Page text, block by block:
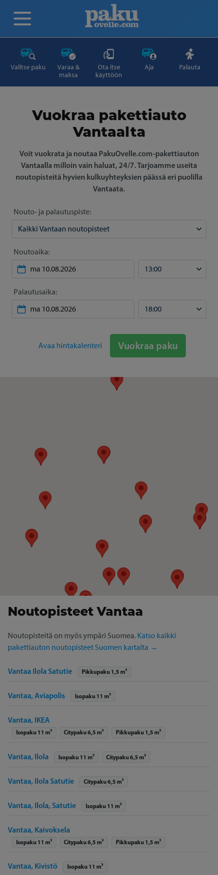
Valitse paku
Varaa &
maksa
Ota itse
käyttöön
Aja Palauta
Vuokraa pakettiauto
Vantaalta
Voit vuokrata ja noutaa PakuOvelle.com-pakettiauton
Vantaalla milloin vain haluat, 24/7. Tarjoamme useita
noutopisteitä hyvien kulkuyhteyksien päässä eri puolilla
Vantaata.
Nouto- ja palautuspiste:
Noutoaika:
Palautusaika:
Avaa hintakalenteri Vuokraa paku
Noutopisteet Vantaa
Noutopisteitä on myös ympäri Suomea. Katso kaikki
pakettiauton noutopisteet Suomen kartalta →
Vantaa Ilola Satutie Pikkupaku 1,5 m³
Vantaa, Aviapolis Isopaku 11 m³
Vantaa, IKEA
Isopaku 11 m³ Citypaku 6,5 m³ Pikkupaku 1,5 m³
Vantaa, Ilola Isopaku 11 m³ Citypaku 6,5 m³
Vantaa, Ilola Satutie Citypaku 6,5 m³
Vantaa, Ilola, Satutie Isopaku 11 m³
Vantaa, Kaivoksela
Isopaku 11 m³ Citypaku 6,5 m³ Pikkupaku 1,5 m³
Vantaa, Kivistö Isopaku 11 m³